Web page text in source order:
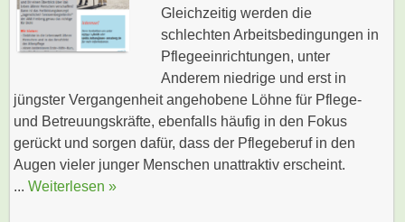
Gleichzeitig werden die
schlechten Arbeitsbedingungen in
Pflegeeinrichtungen, unter
Anderem niedrige und erst in
jüngster Vergangenheit angehobene Löhne für Pflege-
und Betreuungskräfte, ebenfalls häufig in den Fokus
gerückt und sorgen dafür, dass der Pflegeberuf in den
Augen vieler junger Menschen unattraktiv erscheint.
...Weiterlesen »